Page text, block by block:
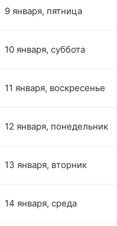
9 января, пятница
10 января, суббота
11 января, воскресенье
12 января, понедельник
13 января, вторник
14 января, среда